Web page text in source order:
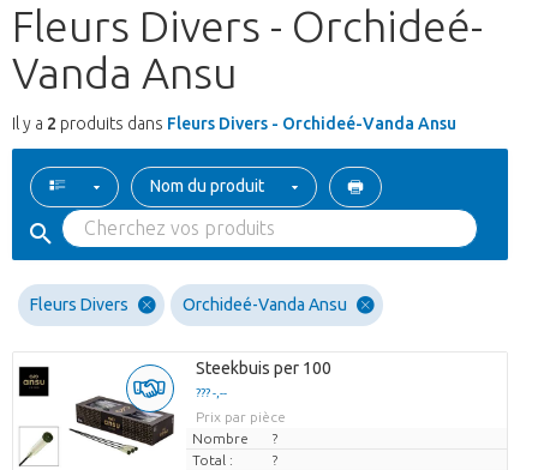
Fleurs Divers - Orchideé-
Vanda Ansu
Il y a 2 produits dans Fleurs Divers - Orchideé-Vanda Ansu
Nom du produit
Fleurs Divers Orchideé-Vanda Ansu
Steekbuis per 100
??? -,--
Prix par pièce
Nombre
?
Total :
?